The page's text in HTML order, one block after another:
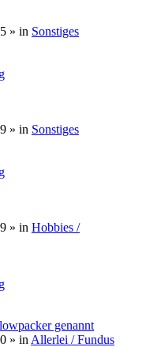
» in Sonstiges
» in Sonstiges
» in Hobbies /
genannt
» in Allerlei / Fundus